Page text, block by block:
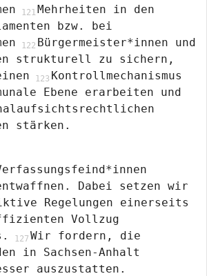
Mehrheiten in den
bzw. bei
Bürgermeister*innen und
strukturell zu sichern,
Kontrollmechanismus
Ebene erarbeiten und
stärken.
Dabei setzen wir
Regelungen einerseits
Vollzug
Wir fordern, die
in Sachsen-Anhalt
auszustatten.